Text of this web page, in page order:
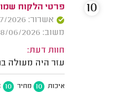
פרטי הלקוח
אשרור: 19/07/2026
משוב: 18/06/2026
חוות דעת:
עזר היה מעולה
איכות 10 מחיר 10
10